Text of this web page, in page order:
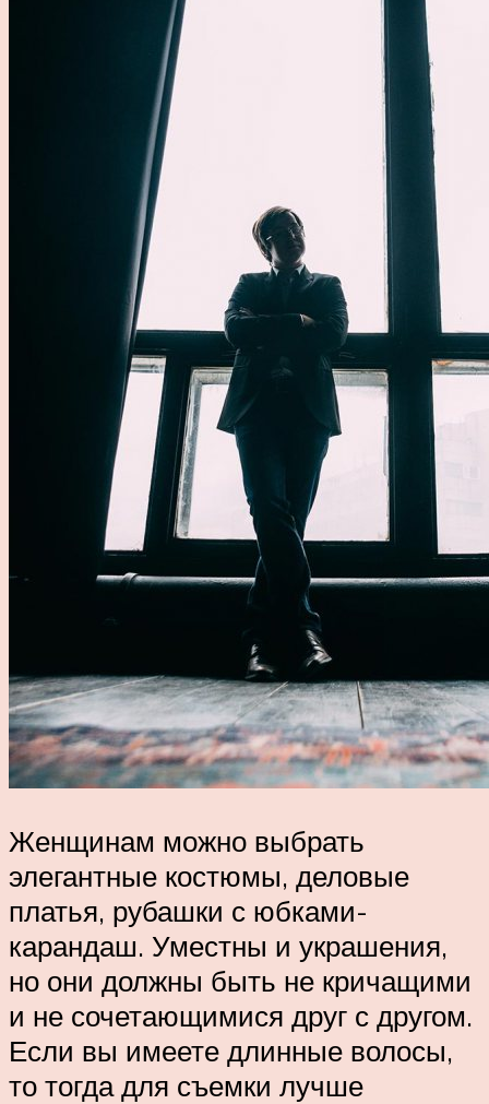
Женщинам можно выбрать
элегантные костюмы, деловые
платья, рубашки с юбками-
карандаш. Уместны и украшения,
но они должны быть не кричащими
и не сочетающимися друг с другом.
Если вы имеете длинные волосы,
то тогда для съемки лучше